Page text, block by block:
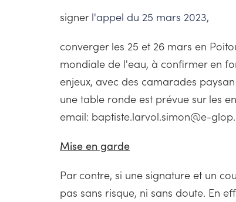
signerl'appel du 25 mars 2023,
converger les 25 et 26 mars en
mondiale de l'eau, à confirmer en
enjeux, avec des camarades
une table ronde est prévue sur les
email: baptiste.larvol.simon@e-
Mise en garde
Par contre, si une signature et un
pas sans risque, ni sans doute. En